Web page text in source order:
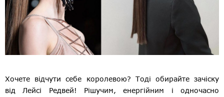
Хочете відчути себе королевою? Тоді обирайте зачіску
від Лейсі Редвей! Рішучим, енергійним і одночасно